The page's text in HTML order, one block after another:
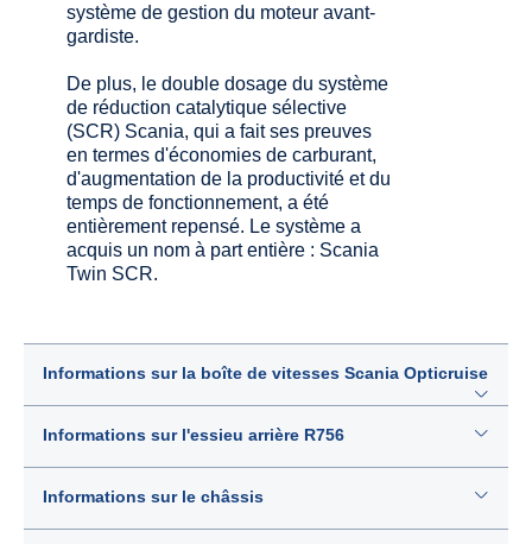
système de gestion du moteur avant-
gardiste.
De plus, le double dosage du système
de réduction catalytique sélective
(SCR) Scania, qui a fait ses preuves
en termes d'économies de carburant,
d'augmentation de la productivité et du
temps de fonctionnement, a été
entièrement repensé. Le système a
acquis un nom à part entière : Scania
Twin SCR.
Informations sur la boîte de vitesses Scania Opticruise
Informations sur l'essieu arrière R756
Informations sur le châssis